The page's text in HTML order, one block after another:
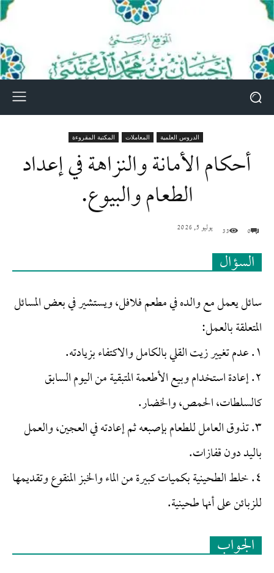
الدروس العلمية المعاملات المكتبة المقروءة
أحكام الأمانة والنزاهة في إعداد
الطعام والبيوع.
0
33 يوليو 5, 2026
السؤال
سائل يعمل مع والده في مطعم فلافل، ويستشير في بعض المسائل
المتعلقة بالعمل:
١. عدم تغيير زيت القلي بالكامل والاكتفاء بزيادته.
٢. إعادة استخدام وبيع الأطعمة المتبقية من اليوم السابق
كالسلطات، الحمص، والخضار.
٣. تذوق العامل للطعام بإصبعه ثم إعادته في العجين، والعمل
باليد دون قفازات.
٤. خلط الطحينية بكميات كبيرة من الماء والخبز المنقوع وتقديمها
للزبائن على أنها طحينية.
الجواب